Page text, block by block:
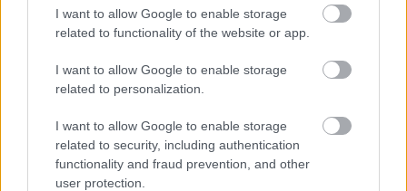
I want to allow Google to enable storage
related to functionality of the website or app.
I want to allow Google to enable storage
related to personalization.
I want to allow Google to enable storage
related to security, including authentication
functionality and fraud prevention, and other
user protection.
λύση για όλα τα αυθεντικά εξαιρετικά παρθένα
ελαιόλαδα.